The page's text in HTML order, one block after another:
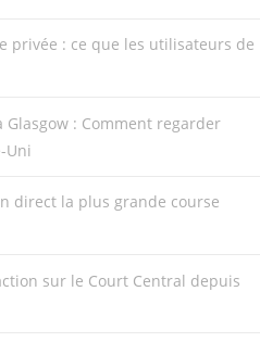
privée : ce que les utilisateurs de
Glasgow : Comment regarder
Uni
direct la plus grande course
sur le Court Central depuis